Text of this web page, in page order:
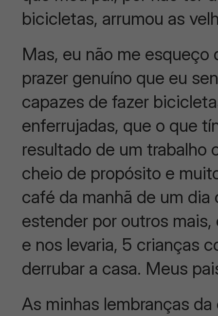
bicicletas, arrumou as
Mas, eu não me esqueço
prazer genuíno que eu
capazes de fazer
enferrujadas, que o que
resultado de um trabalho
cheio de propósito e
café da manhã de um
estender por outros
e nos levaria, 5 crianças
derrubar a casa. Meus
As minhas lembranças